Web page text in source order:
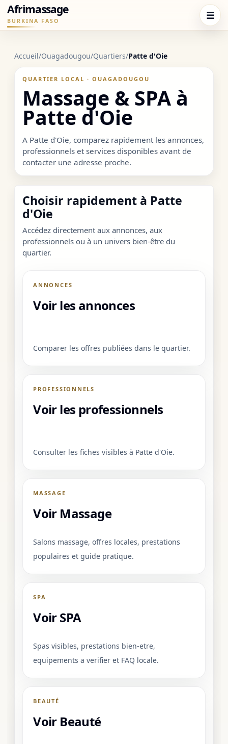
Afrimassage
BURKINA FASO ☰
Accueil/Ouagadougou/Quartiers/Patte d'Oie
QUARTIER LOCAL · OUAGADOUGOU
Massage & SPA à
Patte d'Oie
A Patte d'Oie, comparez rapidement les annonces,
professionnels et services disponibles avant de
contacter une adresse proche.
Choisir rapidement à Patte
d'Oie
Accédez directement aux annonces, aux
professionnels ou à un univers bien-être du
quartier.
ANNONCES
Voir les annonces
Comparer les offres publiées dans le quartier.
PROFESSIONNELS
Voir les professionnels
Consulter les fiches visibles à Patte d'Oie.
MASSAGE
Voir Massage
Salons massage, offres locales, prestations
populaires et guide pratique.
SPA
Voir SPA
Spas visibles, prestations bien-etre,
equipements a verifier et FAQ locale.
BEAUTÉ
Voir Beauté